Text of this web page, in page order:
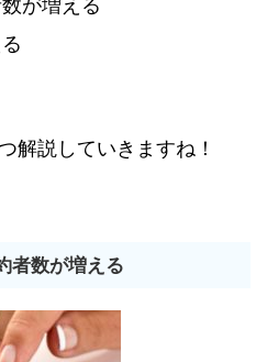
解説していきますね！
数が増える